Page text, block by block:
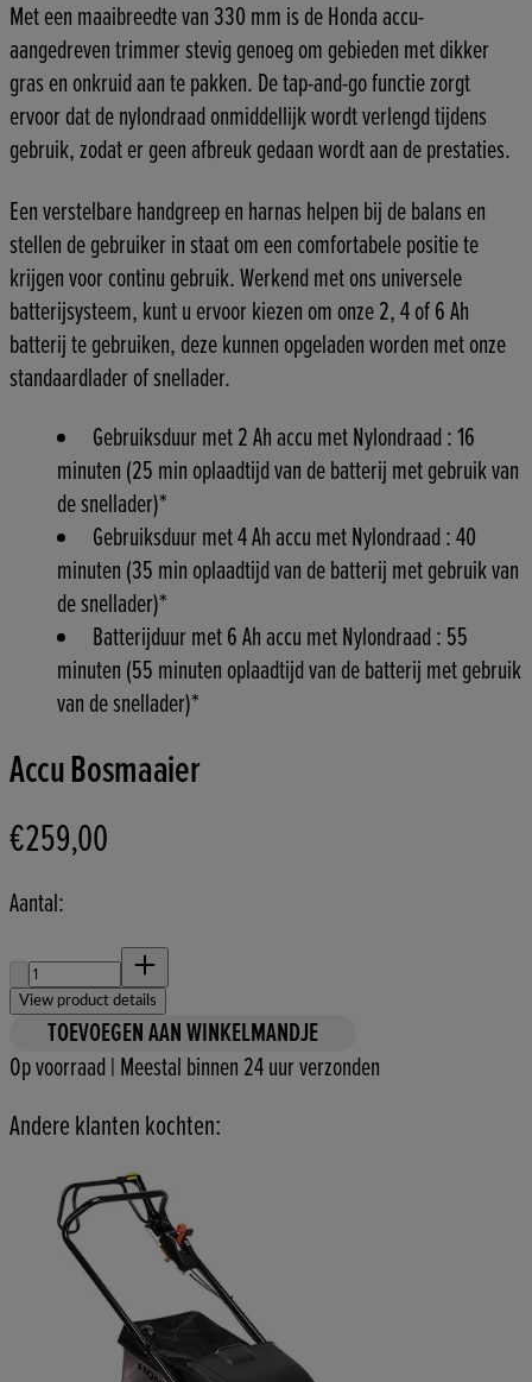
Met een maaibreedte van 330 mm is de Honda accu-
aangedreven trimmer stevig genoeg om gebieden met dikker
gras en onkruid aan te pakken. De tap-and-go functie zorgt
ervoor dat de nylondraad onmiddellijk wordt verlengd tijdens
gebruik, zodat er geen afbreuk gedaan wordt aan de prestaties.
Een verstelbare handgreep en harnas helpen bij de balans en
stellen de gebruiker in staat om een comfortabele positie te
krijgen voor continu gebruik. Werkend met ons universele
batterijsysteem, kunt u ervoor kiezen om onze 2, 4 of 6 Ah
batterij te gebruiken, deze kunnen opgeladen worden met onze
standaardlader of snellader.
Gebruiksduur met 2 Ah accu met Nylondraad : 16
minuten (25 min oplaadtijd van de batterij met gebruik van
de snellader)*
Gebruiksduur met 4 Ah accu met Nylondraad : 40
minuten (35 min oplaadtijd van de batterij met gebruik van
de snellader)*
Batterijduur met 6 Ah accu met Nylondraad : 55
minuten (55 minuten oplaadtijd van de batterij met gebruik
van de snellader)*
Accu Bosmaaier
Huidige prijs: €259,00.
€259,00
Aantal:
Aantal:
View product details
TOEVOEGEN AAN WINKELMANDJE
Op voorraad | Meestal binnen 24 uur verzonden
Andere klanten kochten: